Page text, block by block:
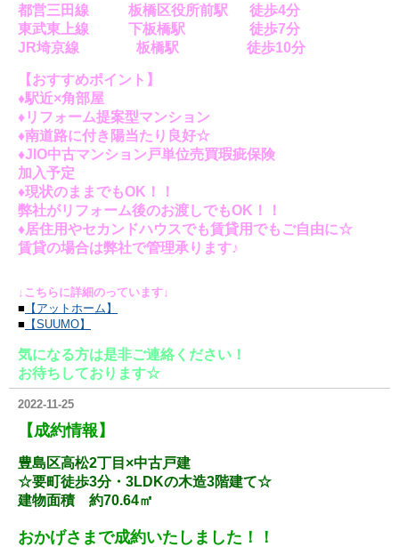
都営三田線 板橋区役所前駅 徒歩4分
東武東上線 下板橋駅 徒歩7分
JR埼京線 板橋駅 徒歩10分
【おすすめポイント】
♦駅近×角部屋
♦リフォーム提案型マンション
♦南道路に付き陽当たり良好☆
♦JIO中古マンション戸単位売買瑕疵保険
加入予定
♦現状のままでもOK！！
弊社がリフォーム後のお渡しでもOK！！
♦居住用やセカンドハウスでも賃貸用でもご自由に☆
賃貸の場合は弊社で管理承ります♪
↓こちらに詳細のっています↓
■ 【アットホーム】
■ 【SUUMO】
気になる方は是非ご連絡ください！
お待ちしております☆
2022-11-25
【成約情報】
豊島区高松2丁目×中古戸建
☆要町徒歩3分・3LDKの木造3階建て☆
建物面積 約70.64㎡
おかげさまで成約いたしました！！